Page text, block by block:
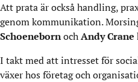
Att prata är också handling,
genom kommunikation.
SchoenebornochAndy Crane
I takt med att intresset för
växer hos företag och